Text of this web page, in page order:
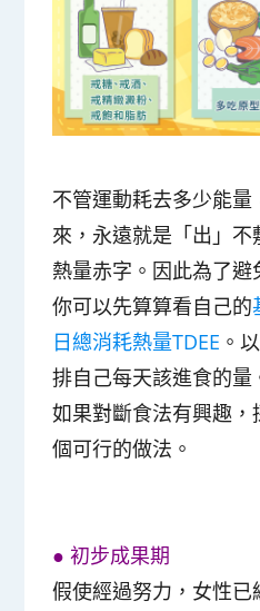
不管運動耗去多少能
來，永遠就是「出」
熱量赤字。因此為了避
你可以先算算看自己的
日總消耗熱量TDEE 。
排自己每天該進食的量
如果對斷食法有興趣，
個可行的做法。
●初步成果期
假使經過努力， 女性已